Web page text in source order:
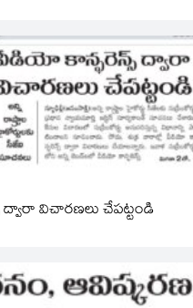
విచారణలు చేపట్టండి